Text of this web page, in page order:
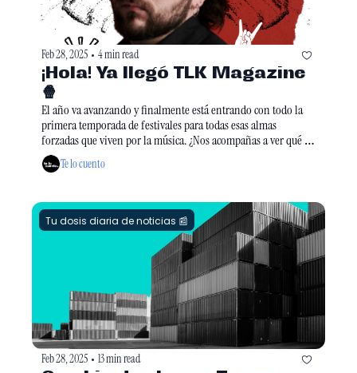
Feb 28, 2025 • 4 min read
¡Hola! Ya llegó TLK Magazine
🍿
El año va avanzando y finalmente está entrando con todo la
primera temporada de festivales para todas esas almas
forzadas que viven por la música. ¿Nos acompañas a ver qué
hay este fin de semana?
Te lo cuento
Tu dosis diaria de noticias 📰
Feb 28, 2025 • 13 min read